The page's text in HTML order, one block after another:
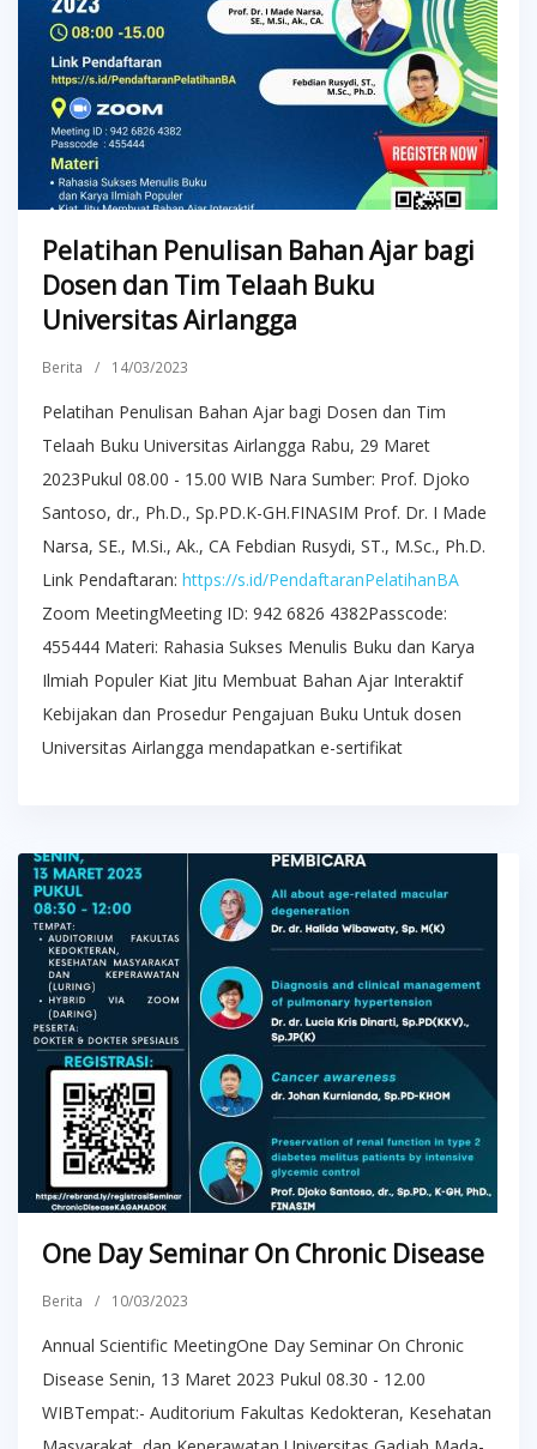
Pelatihan Penulisan Bahan Ajar bagi
Dosen dan Tim Telaah Buku
Universitas Airlangga
Berita / 14/03/2023
Pelatihan Penulisan Bahan Ajar bagi Dosen dan Tim
Telaah Buku Universitas Airlangga Rabu, 29 Maret
2023Pukul 08.00 - 15.00 WIB Nara Sumber: Prof. Djoko
Santoso, dr., Ph.D., Sp.PD.K-GH.FINASIM Prof. Dr. I Made
Narsa, SE., M.Si., Ak., CA Febdian Rusydi, ST., M.Sc., Ph.D.
Link Pendaftaran: https://s.id/PendaftaranPelatihanBA
Zoom MeetingMeeting ID: 942 6826 4382Passcode:
455444 Materi: Rahasia Sukses Menulis Buku dan Karya
Ilmiah Populer Kiat Jitu Membuat Bahan Ajar Interaktif
Kebijakan dan Prosedur Pengajuan Buku Untuk dosen
Universitas Airlangga mendapatkan e-sertifikat
One Day Seminar On Chronic Disease
Berita / 10/03/2023
Annual Scientific MeetingOne Day Seminar On Chronic
Disease Senin, 13 Maret 2023 Pukul 08.30 - 12.00
WIBTempat:- Auditorium Fakultas Kedokteran, Kesehatan